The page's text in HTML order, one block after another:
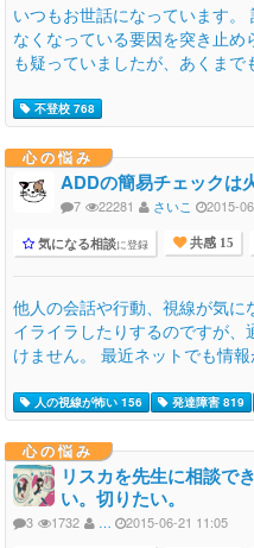
いつもお世話になっています
なくなっている要因を突き止
も疑っていましたが、あくまで
不登校 768
心の悩み
ADDの簡易チェックは
7 22281 さいこ 2015-
気になる相談に登録 共感 15
他人の会話や行動、視線が気
イライラしたりするのですが
けません。 最近ネットでも情
人の視線が怖い 156 発達障害 819
心の悩み
リスカを先生に相談で
い。切りたい。
3 1732 … 2015-06-21 11:05